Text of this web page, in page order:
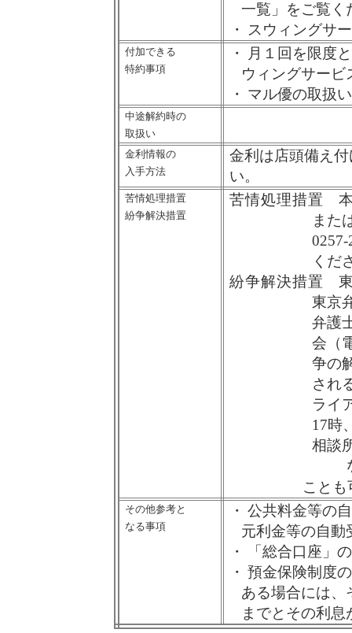
一覧」をご覧く
・
スウィングサ
付加できる
特約事項
・
月１回を限度
ウィングサービ
・ マル優の取扱
中途解約時の
取扱い
金利情報の
入手方法
金利は店頭備え
い。
苦情処理措置
紛争解決措置
苦情処理措置 本
また
0257-
くだ
紛争解決措置 東
東京
弁護
会（
争の
され
ライ
17時
相談
ことも
その他参考と
なる事項
・ 公共料金等の
元利金等の自動
・
「総合口座」
・ 預金保険制度
ある場合には、
までとその利